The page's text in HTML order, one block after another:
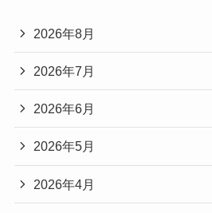
2026年8月
2026年7月
2026年6月
2026年5月
2026年4月